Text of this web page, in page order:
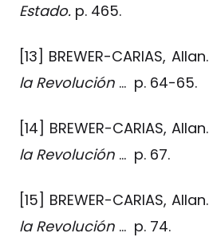
Estado. p. 465.
[13] BREWER-CARIAS, Allan.
la Revolución … p. 64-65.
[14] BREWER-CARIAS, Allan.
la Revolución … p. 67.
[15] BREWER-CARIAS, Allan.
la Revolución … p. 74.